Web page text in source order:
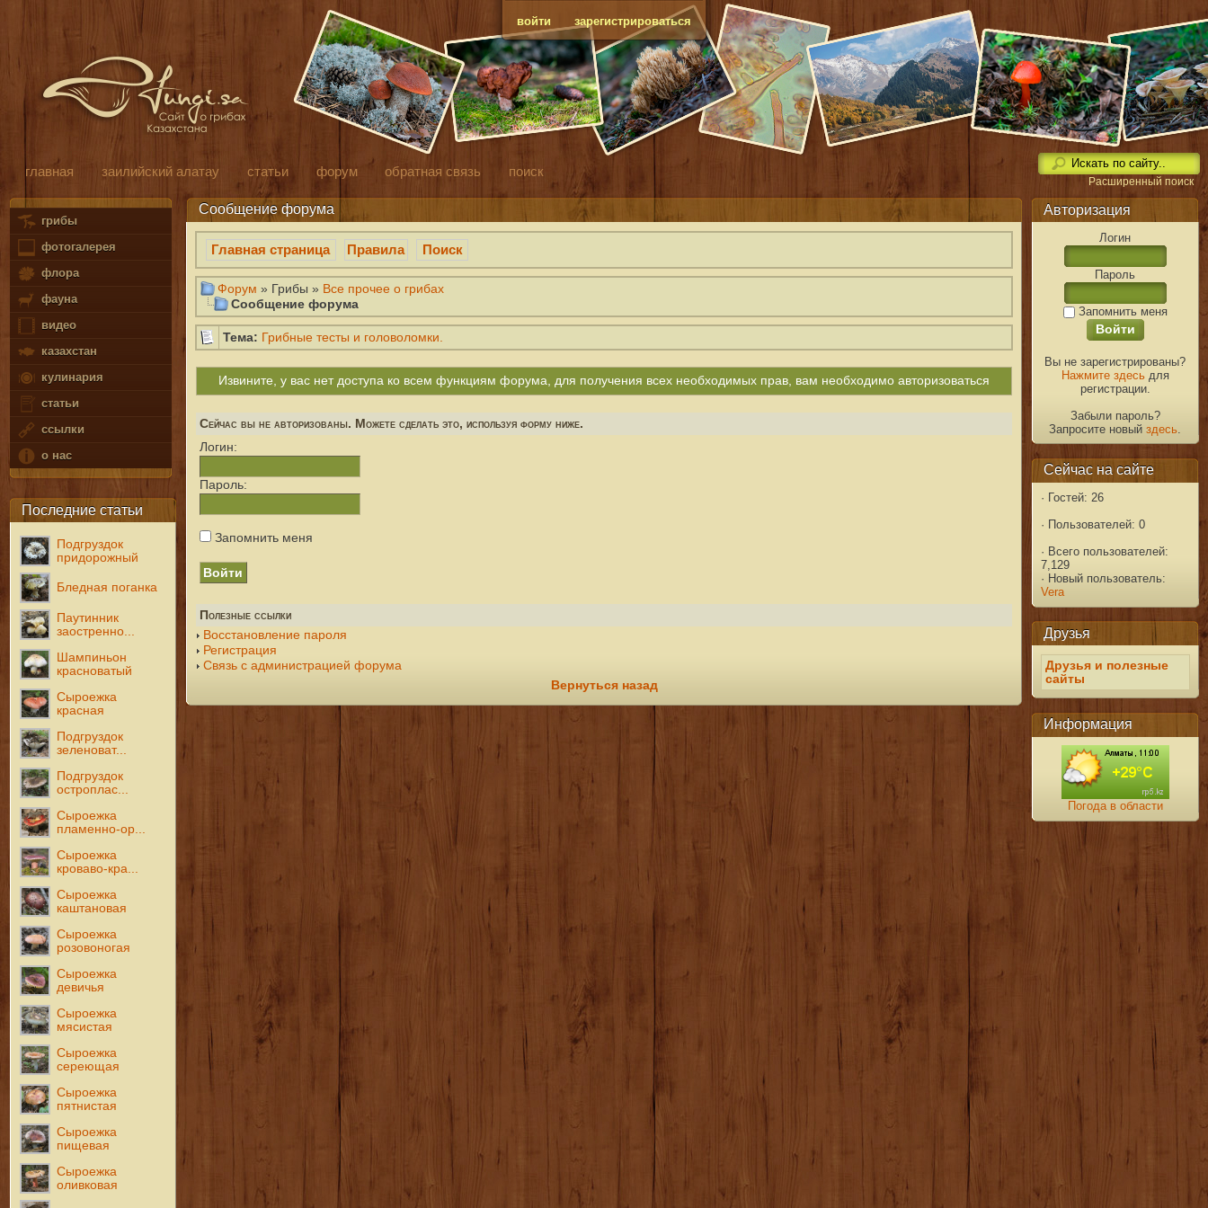
войти зарегистрироваться
главная заилийский алатау статьи форум обратная связь поиск
Расширенный поиск
грибы
фотогалерея
флора
фауна
видео
казахстан
кулинария
статьи
ссылки
о нас
Последние статьи
Подгруздок
придорожный
Бледная поганка
Паутинник
заостренно...
Шампиньон
красноватый
Сыроежка
красная
Подгруздок
зеленоват...
Подгруздок
остроплас...
Сыроежка
пламенно-ор...
Сыроежка
кроваво-кра...
Сыроежка
каштановая
Сыроежка
розовоногая
Сыроежка
девичья
Сыроежка
мясистая
Сыроежка
сереющая
Сыроежка
пятнистая
Сыроежка
пищевая
Сыроежка
оливковая
Авторизация
Логин
Пароль
Запомнить меня
Вы не зарегистрированы?
Нажмите здесьдля
регистрации.
Забыли пароль?
Запросите новыйздесь
Сейчас на сайте
· Гостей: 26
· Пользователей: 0
· Всего пользователей:
7,129
· Новый пользователь:
Vera
Друзья
Друзья и полезные
сайты
Информация
Погода в области
Сообщение форума
Главная страница Правила Поиск
Форум » Грибы » Все прочее о грибах
Сообщение форума
Тема: Грибные тесты и головоломки.
Извините, у вас нет доступа ко всем функциям форума, для получения всех необходимых прав, вам необходимо авторизоваться
Сейчас вы не авторизованы. Можете сделать это, используя форму ниже.
Логин:
Пароль:
Запомнить меня
Полезные ссылки
Восстановление пароля
Регистрация
Связь с администрацией форума
Вернуться назад